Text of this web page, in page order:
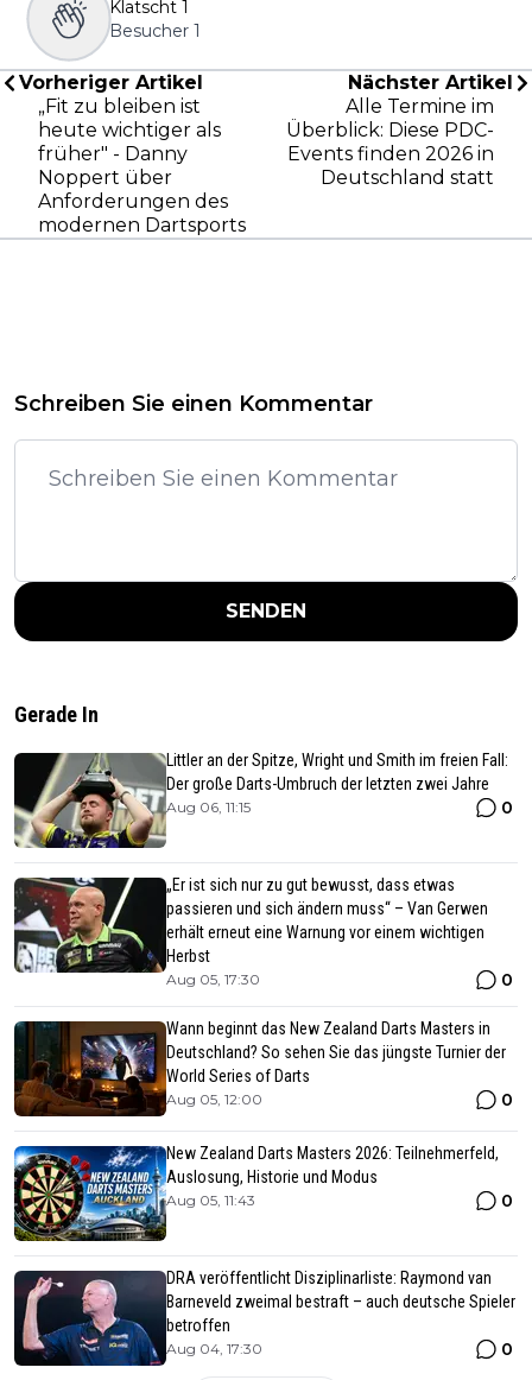
Klatscht 1
Besucher 1
Vorheriger Artikel
„Fit zu bleiben ist
heute wichtiger als
früher" - Danny
Noppert über
Anforderungen des
modernen Dartsports
Nächster Artikel
Alle Termine im
Überblick: Diese PDC-
Events finden 2026 in
Deutschland statt
Schreiben Sie einen Kommentar
SENDEN
Gerade In
Littler an der Spitze, Wright und Smith im freien Fall:
Der große Darts-Umbruch der letzten zwei Jahre
Aug 06, 11:15 0
„Er ist sich nur zu gut bewusst, dass etwas
passieren und sich ändern muss“ – Van Gerwen
erhält erneut eine Warnung vor einem wichtigen
Herbst
Aug 05, 17:30 0
Wann beginnt das New Zealand Darts Masters in
Deutschland? So sehen Sie das jüngste Turnier der
World Series of Darts
Aug 05, 12:00 0
New Zealand Darts Masters 2026: Teilnehmerfeld,
Auslosung, Historie und Modus
Aug 05, 11:43 0
DRA veröffentlicht Disziplinarliste: Raymond van
Barneveld zweimal bestraft – auch deutsche Spieler
betroffen
Aug 04, 17:30 0